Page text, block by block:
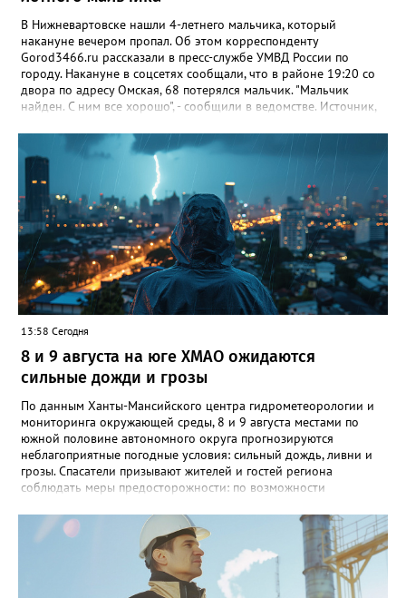
В Нижневартовске нашли 4-летнего мальчика, который
накануне вечером пропал. Об этом корреспонденту
Gorod3466.ru рассказали в пресс-службе УМВД России по
городу. Накануне в соцсетях сообщали, что в районе 19:20 со
двора по адресу Омская, 68 потерялся мальчик. "Мальчик
найден. С ним все хорошо", - сообщили в ведомстве. Источник,
издания, что мальчик просто заблудился. По словам
собеседника, ребенок гулял с сестрой, в какой-то момент она
отвлеклась, а он убежал от нее. "Мальчик гулял, пытаясь найти
дом, но не смог. Затем его нашли прохожие и позвонили в
полицию", - добавил источник.
13:58 Сегодня
8 и 9 августа на юге ХМАО ожидаются
сильные дожди и грозы
По данным Ханты-Мансийского центра гидрометеорологии и
мониторинга окружающей среды, 8 и 9 августа местами по
южной половине автономного округа прогнозируются
неблагоприятные погодные условия: сильный дождь, ливни и
грозы. Спасатели призывают жителей и гостей региона
соблюдать меры предосторожности: по возможности
под деревьями и слабоукреплёнными конструкциями, а также
быть внимательными на дорогах из-за ухудшения видимости и
риска аквапланирования. При возникновении чрезвычайных
ситуаций немедленно звоните по единому номеру экстренных